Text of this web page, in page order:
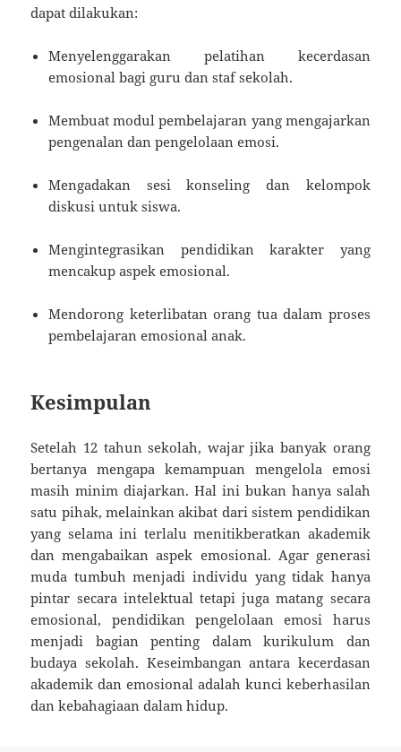
dapat dilakukan:
Menyelenggarakan pelatihan kecerdasan
emosional bagi guru dan staf sekolah.
Membuat modul pembelajaran yang mengajarkan
pengenalan dan pengelolaan emosi.
Mengadakan sesi konseling dan kelompok
diskusi untuk siswa.
Mengintegrasikan pendidikan karakter yang
mencakup aspek emosional.
Mendorong keterlibatan orang tua dalam proses
pembelajaran emosional anak.
Kesimpulan
Setelah 12 tahun sekolah, wajar jika banyak orang
bertanya mengapa kemampuan mengelola emosi
masih minim diajarkan. Hal ini bukan hanya salah
satu pihak, melainkan akibat dari sistem pendidikan
yang selama ini terlalu menitikberatkan akademik
dan mengabaikan aspek emosional. Agar generasi
muda tumbuh menjadi individu yang tidak hanya
pintar secara intelektual tetapi juga matang secara
emosional, pendidikan pengelolaan emosi harus
menjadi bagian penting dalam kurikulum dan
budaya sekolah. Keseimbangan antara kecerdasan
akademik dan emosional adalah kunci keberhasilan
dan kebahagiaan dalam hidup.